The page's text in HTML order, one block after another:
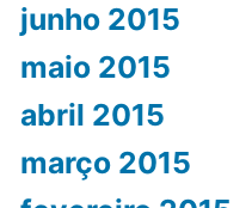
junho 2015
maio 2015
abril 2015
março 2015